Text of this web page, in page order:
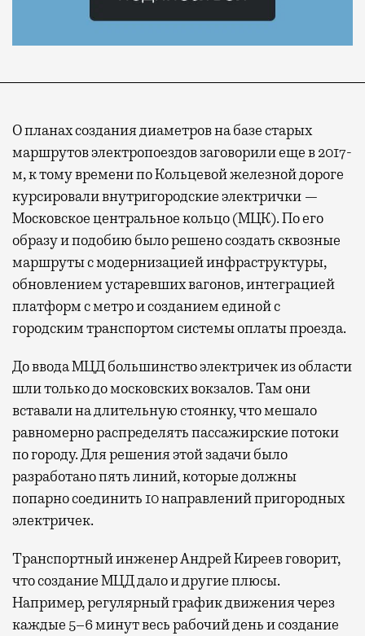
О планах создания диаметров на базе старых
маршрутов электропоездов заговорили еще в 2017-
м, к тому времени по Кольцевой железной дороге
курсировали внутригородские электрички —
Московское центральное кольцо (МЦК). По его
образу и подобию было решено создать сквозные
маршруты с модернизацией инфраструктуры,
обновлением устаревших вагонов, интеграцией
платформ с метро и созданием единой с
городским транспортом системы оплаты проезда.
До ввода МЦД большинство электричек из области
шли только до московских вокзалов. Там они
вставали на длительную стоянку, что мешало
равномерно распределять пассажирские потоки
по городу. Для решения этой задачи было
разработано пять линий, которые должны
попарно соединить 10 направлений пригородных
электричек.
Транспортный инженер Андрей Киреев говорит,
что создание МЦД дало и другие плюсы.
Например, регулярный график движения через
каждые 5–6 минут весь рабочий день и создание